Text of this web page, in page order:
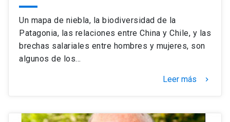
Un mapa de niebla, la biodiversidad de la
Patagonia, las relaciones entre China y Chile, y las
brechas salariales entre hombres y mujeres, son
algunos de los…
Leer más keyboard_arrow_right